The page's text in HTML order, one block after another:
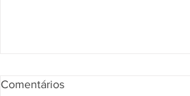
Comentários